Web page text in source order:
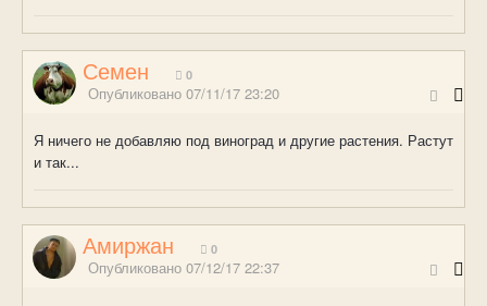
Семен 0
Опубликовано 07/11/17 23:20
Я ничего не добавляю под виноград и другие растения. Растут
и так...
Амиржан 0
Опубликовано 07/12/17 22:37